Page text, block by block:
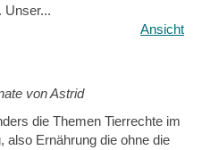
Unser...
Ansicht
von Astrid
die Themen Tierrechte im
also Ernährung die ohne die